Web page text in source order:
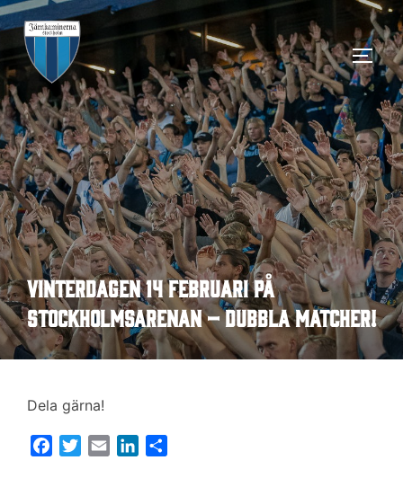
Hoppa
innehåll
SLÅ
Vinterdagen 14 februari på
Stockholmsarenan – dubbla matcher!
Dela gärna!